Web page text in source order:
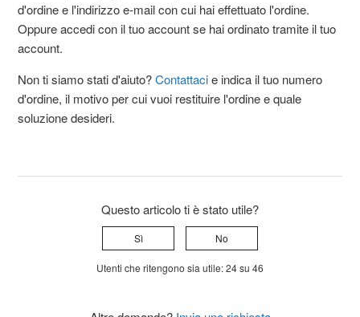
d'ordine e l'indirizzo e-mail con cui hai effettuato l'ordine.
Oppure accedi con il tuo account se hai ordinato tramite il tuo
account.
Non ti siamo stati d'aiuto?Contattacie indica il tuo numero
d'ordine, il motivo per cui vuoi restituire l'ordine e quale
soluzione desideri.
Questo articolo ti è stato utile?
Sì No
Utenti che ritengono sia utile: 24 su 46